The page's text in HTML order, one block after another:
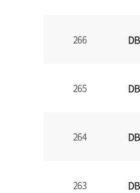
266
265
264
263